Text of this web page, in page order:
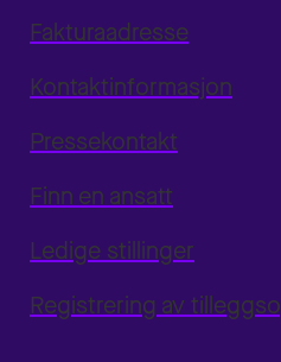
Fakturaadresse
Kontaktinformasjon
Pressekontakt
Finn en ansatt
Ledige stillinger
Registrering av